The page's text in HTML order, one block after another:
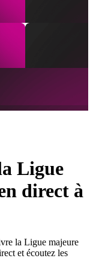
Ligue
direct à
la Ligue majeure
et écoutez les